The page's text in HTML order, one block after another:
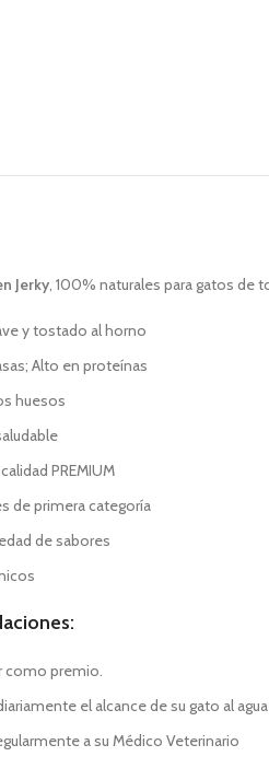
Jerky, 100% naturales para gatos de
y tostado al horno
Alto en proteínas
huesos
PREMIUM
de primera categoría
de sabores
como premio.
el alcance de su gato al
a su Médico Veterinario